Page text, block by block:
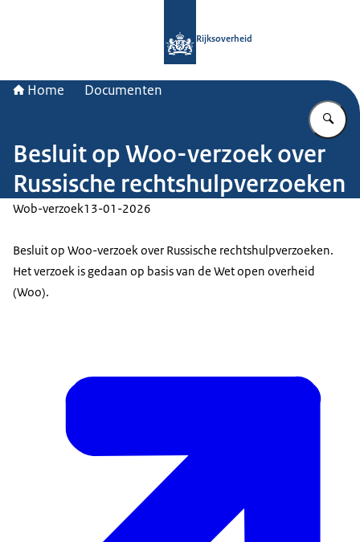
Rijksoverheid
Home Documenten
Besluit op Woo-verzoek over
Russische rechtshulpverzoeken
Wob-verzoek13-01-2026
Besluit op Woo-verzoek over Russische rechtshulpverzoeken.
Het verzoek is gedaan op basis van de Wet open overheid
(Woo).